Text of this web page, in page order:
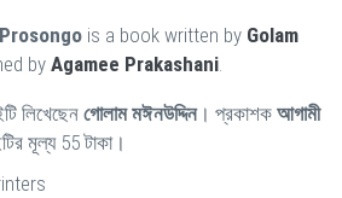
is a book written by Golam
by Agamee Prakashani
লিখেছেনগোলাম মঈনউদ্দিন। প্রকাশক আগামী
মূল্য 55 টাকা।